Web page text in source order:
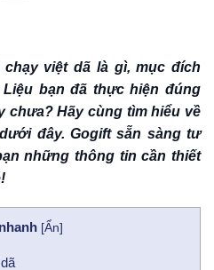
việt dã là gì, mục đích
bạn đã thực hiện đúng
chưa? Hãy cùng tìm hiểu về
đây. Gogift sẵn sàng tư
những thông tin cần thiết
[Ẩn]